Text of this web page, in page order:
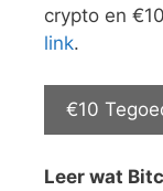
crypto en
link.
€10
Leer wat